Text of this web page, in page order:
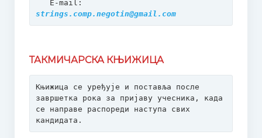
strings.comp.negotin@gmail.com
ТАКМИЧАРСКА КЊИЖИЦА
Књижица се уређује и поставља после
завршетка рока за пријаву учесника, када
се направе распореди наступа свих
кандидата.